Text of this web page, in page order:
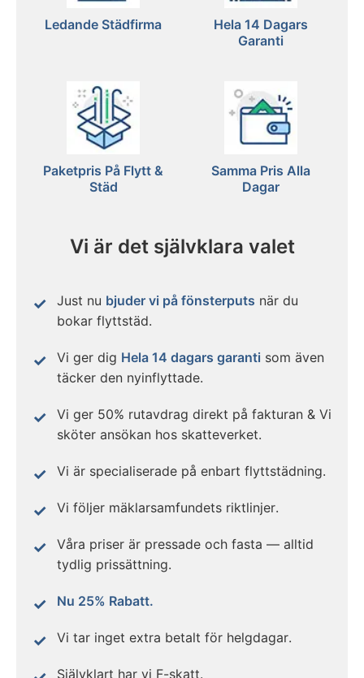
Ledande Städfirma
Hela 14 Dagars
Garanti
Paketpris På Flytt &
Städ
Samma Pris Alla
Dagar
Vi är det självklara valet
Just nu bjuder vi på fönsterputs när du
bokar flyttstäd.
Vi ger dig Hela 14 dagars garanti som även
täcker den nyinflyttade.
Vi ger 50% rutavdrag direkt på fakturan & Vi
sköter ansökan hos skatteverket.
Vi är specialiserade på enbart flyttstädning.
Vi följer mäklarsamfundets riktlinjer.
Våra priser är pressade och fasta — alltid
tydlig prissättning.
Nu 25% Rabatt.
Vi tar inget extra betalt för helgdagar.
Självklart har vi F-skatt.